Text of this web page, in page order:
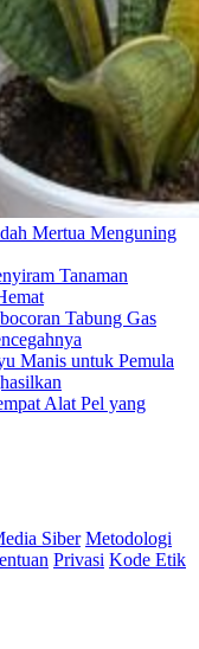
Mertua Menguning
Tanaman
Tabung Gas
Manis untuk Pemula
Alat Pel yang
Siber Metodologi
Privasi Kode Etik